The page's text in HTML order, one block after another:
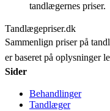
tandlægernes priser.
Tandlægepriser.dk
Sammenlign priser på
er baseret på oplysninger
Sider
Behandlinger
Tandlæger